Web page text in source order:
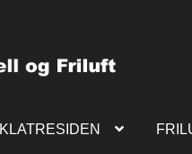
KLATRESIDEN